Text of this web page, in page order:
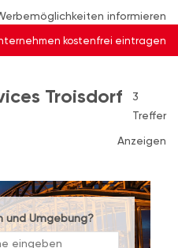
informieren
kostenfrei eintragen
Troisdorf
3
Treffer
Anzeigen
und Umgebung?